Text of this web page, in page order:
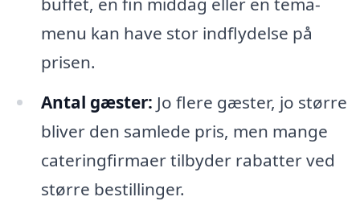
menu kan have stor indflydelse på
prisen.
Antal gæster: Jo flere gæster, jo større
bliver den samlede pris, men mange
cateringfirmaer tilbyder rabatter ved
større bestillinger.